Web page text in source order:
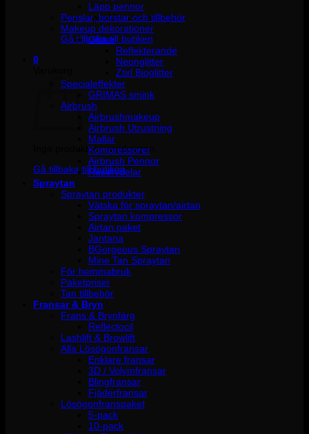
Inga produkter i varukorgen.
Gå tillbaka till butiken
0
Inga produkter i varukorgen.
Gå tillbaka till butiken
Läpp pennor
Penslar, borstar och tillbehör
Makeup dekorationer
Glitter
Reflekterande
Neonglitter
Ztirl Bioglitter
Specialeffekter
GRIMAS smink
Airbrush
Airbrushmakeup
Airbrush Utrustning
Mallar
Kompressorer
Airbrush Pennor
Reservdelar
Spraytan
Spraytan produkter
Vätska för spraytan/airtan
Spraytan kompressor
Airtan paket
Jantana
BGorgeous Spraytan
Mine Tan Spraytan
För hemmabruk
Paketpriser
Tan tillbehör
Fransar & Bryn
Frans & Brynfärg
Reflectocil
Lashlift & Browlift
Alla Lösögonfransar
Enklare fransar
3D / Volymfransar
Blingfransar
Fjäderfransar
Lösögonfranspaket
5-pack
10-pack